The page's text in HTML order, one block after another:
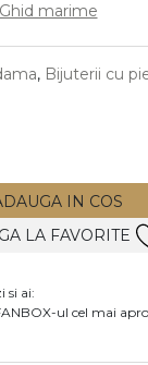
Ghid marime
, Bijuterii cu
IN COS
LA FAVORITE
si ai:
ul cel mai